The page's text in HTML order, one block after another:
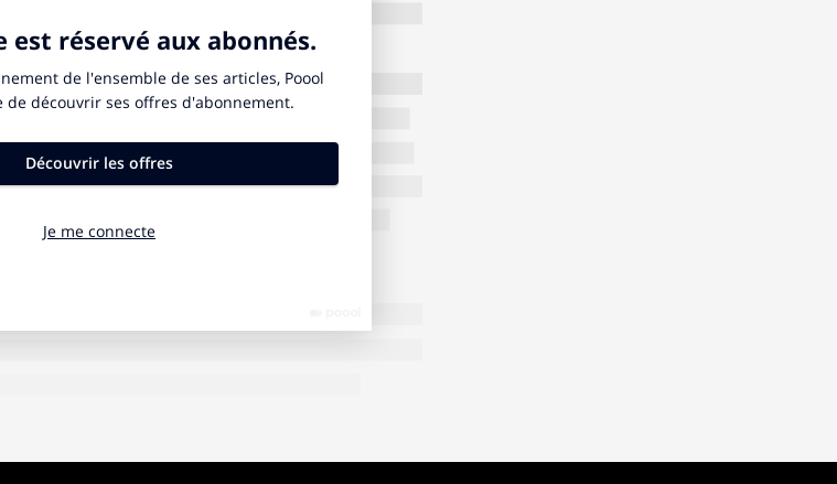
cette pensée pour qu’un texto de Laetitia
smartphone : «
vrai ? »
brusquement l’appareil posé sur la tablette
Lui, si, visiblement. Je lis dans ses yeux verts